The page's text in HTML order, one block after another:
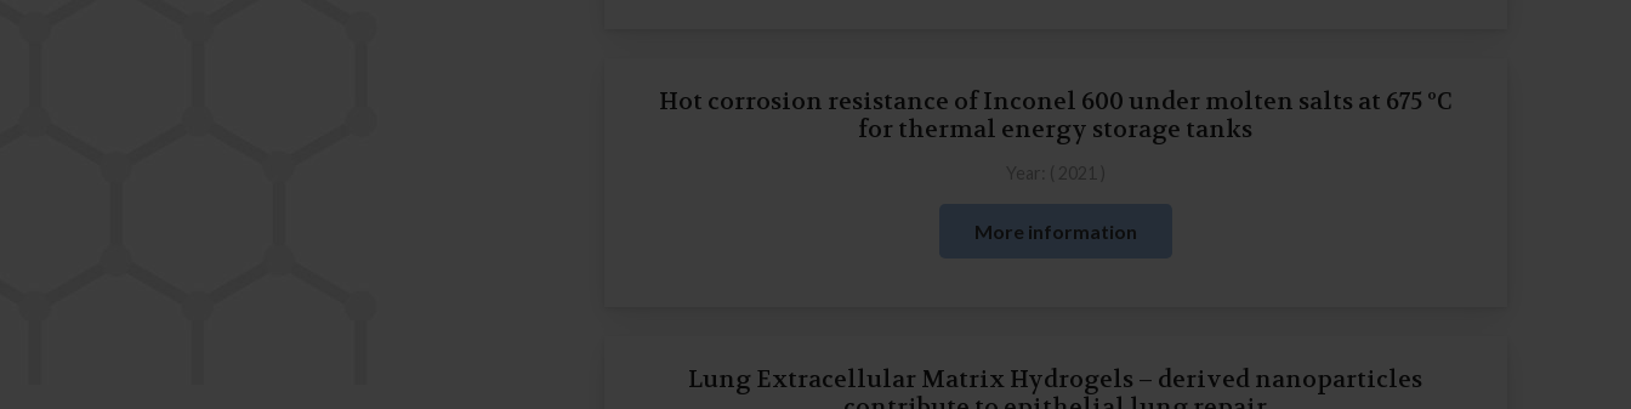
Hot corrosion resistance of Inconel 600 under molten salts at 675 ºC
for thermal energy storage tanks
More information
Lung Extracellular Matrix Hydrogels – derived nanoparticles